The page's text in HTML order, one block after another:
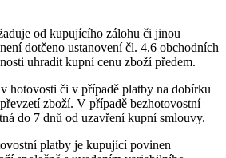
od kupujícího zálohu či jinou
dotčeno ustanovení čl. 4.6 obchodních
uhradit kupní cenu zboží předem.
či v případě platby na dobírku
zboží. V případě bezhotovostní
do 7 dnů od uzavření kupní smlouvy.
platby je kupující povinen